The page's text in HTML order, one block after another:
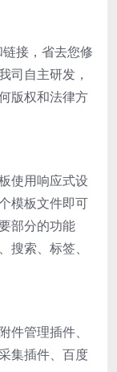
接，省去您修
司自主研发，
版权和法律方
使用响应式设
模板文件即可
部分的功能
搜索、标签、
件管理插件、
集插件、百度